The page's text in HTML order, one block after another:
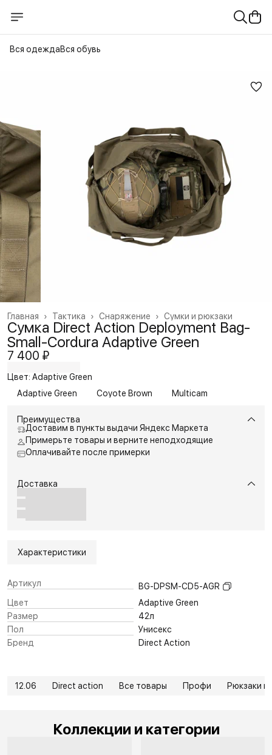
Вся одеждаВся обувь
Сумки и рюкзаки
Снаряжение ›
Тактика ›
Главная ›
Сумка Direct Action Deployment Bag-
Small-Cordura Adaptive Green
7 400 ₽
Цвет: Adaptive Green
Adaptive Green
Coyote Brown Multicam
Преимущества
Доставим в пункты выдачи Яндекс Маркета
Примерьте товары и верните неподходящие
Оплачивайте после примерки
Доставка
Характеристики
Артикул
BG-DPSM-CD5-AGR
Цвет
Adaptive Green
Размер
42л
Пол
Унисекс
Бренд
Direct Action
12.06 Direct action Все товары Профи Рюкзаки и
Коллекции и категории